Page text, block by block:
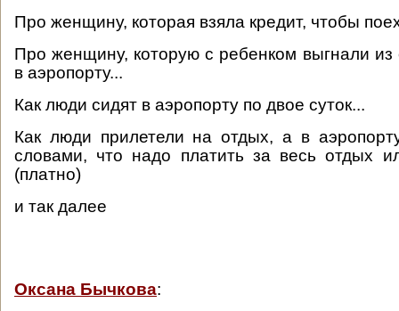
Про женщину, которая взяла кредит, чтобы
Про женщину, которую с ребенком выгнали из
в аэропорту...
Как люди сидят в аэропорту по двое суток...
Как люди прилетели на отдых, а в
словами, что надо платить за весь отдых
(платно)
и так далее
Оксана Бычкова: